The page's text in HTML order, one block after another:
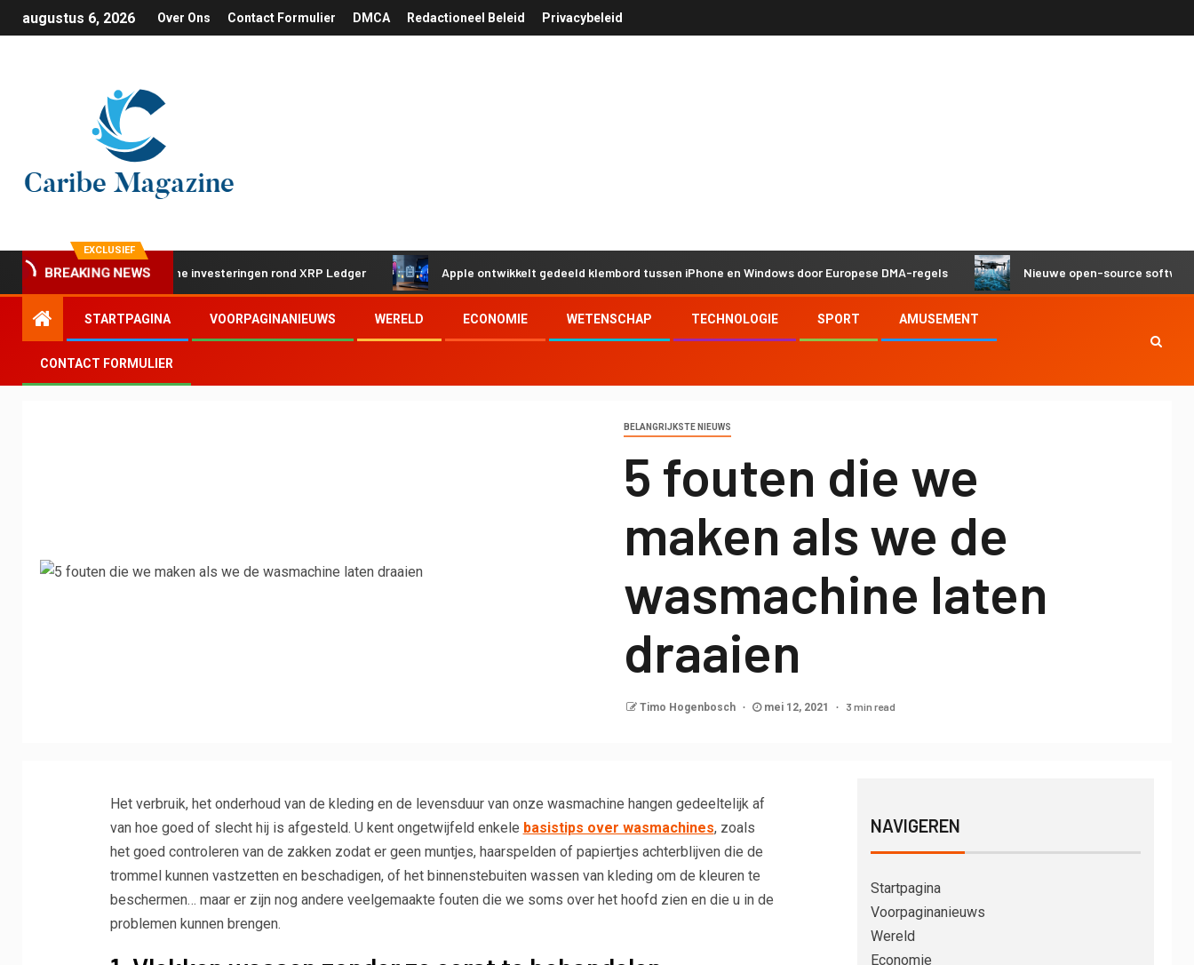
augustus 6, 2026 Over Ons Contact Formulier DMCA Redactioneel Beleid Privacybeleid
EXCLUSIEF
BREAKING NEWS
twee strategische investeringen rond XRP Ledger Apple ontwikkelt gedeeld klembord tussen iPhone en Windows door Europese DMA-regels Nieuwe open-source software helpt
STARTPAGINA VOORPAGINANIEUWS WERELD ECONOMIE WETENSCHAP TECHNOLOGIE SPORT AMUSEMENT
CONTACT FORMULIER
BELANGRIJKSTE NIEUWS
5 fouten die we
maken als we de
wasmachine laten
draaien
Timo Hogenbosch mei 12, 2021 3 min read
Het verbruik, het onderhoud van de kleding en de levensduur van onze wasmachine hangen gedeeltelijk af
van hoe goed of slecht hij is afgesteld. U kent ongetwijfeld enkele basistips over wasmachines, zoals
het goed controleren van de zakken zodat er geen muntjes, haarspelden of papiertjes achterblijven die de
trommel kunnen vastzetten en beschadigen, of het binnenstebuiten wassen van kleding om de kleuren te
beschermen… maar er zijn nog andere veelgemaakte fouten die we soms over het hoofd zien en die u in de
problemen kunnen brengen.
NAVIGEREN
Startpagina
Voorpaginanieuws
Wereld
Economie